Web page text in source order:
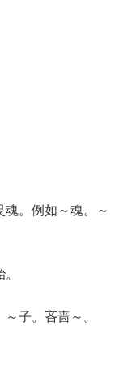
。例如～魂。～
子。吝啬～。